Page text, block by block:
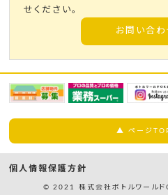
せください。
お問い合わ
▲ ページ
個人情報保護方針
© 2021 株式会社ボトルワール